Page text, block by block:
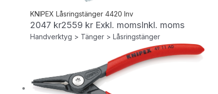
KNIPEX Låsringstänger 4420 Inv
2047 kr2559 kr Exkl. momsInkl. moms
Handverktyg > Tänger > Låsringstänger